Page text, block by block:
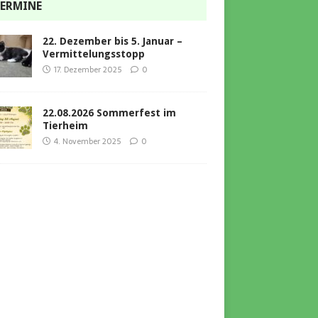
22. Dezember bis 5. Januar –
Vermittelungsstopp
17. Dezember 2025 0
22.08.2026 Sommerfest im
Tierheim
4. November 2025 0